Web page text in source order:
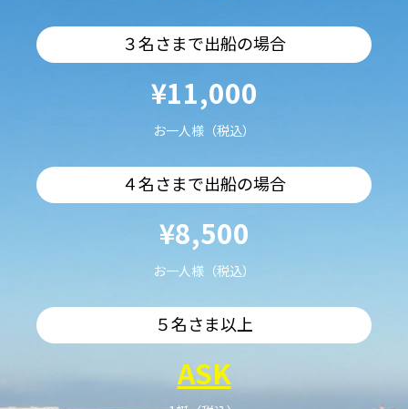
３名さまで出船の場合
¥11,000
お一人様（税込）
４名さまで出船の場合
¥8,500
お一人様（税込）
５名さま以上
ASK